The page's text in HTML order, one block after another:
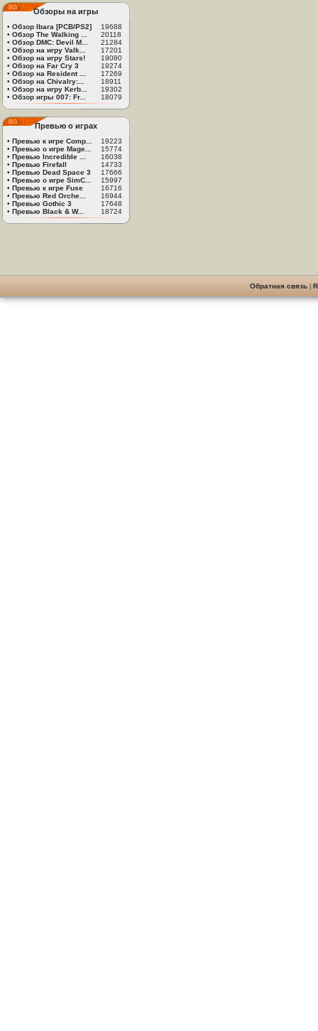
Обзоры на игры
• Обзор Ibara [PCB/PS2]
19688
• Обзор The Walking ...
20118
• Обзор DMC: Devil M...
21284
• Обзор на игру Valk...
17201
• Обзор на игру Stars!
19080
• Обзор на Far Cry 3
19274
• Обзор на Resident ...
17269
• Обзор на Chivalry:...
18911
• Обзор на игру Kerb...
19302
• Обзор игры 007: Fr... 18079
Превью о играх
• Превью к игре Comp...
19223
• Превью о игре Mage...
15774
• Превью Incredible ...
16038
• Превью Firefall
14733
• Превью Dead Space 3
17666
• Превью о игре SimC...
15997
• Превью к игре Fuse
16716
• Превью Red Orche...
16944
• Превью Gothic 3
17648
• Превью Black & W... 18724
Обратная связь